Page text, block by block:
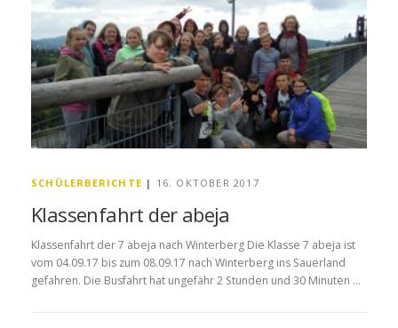
SCHÜLERBERICHTE | 16. OKTOBER 2017
Klassenfahrt der abeja
Klassenfahrt der 7 abeja nach Winterberg Die Klasse 7 abeja ist
vom 04.09.17 bis zum 08.09.17 nach Winterberg ins Sauerland
gefahren. Die Busfahrt hat ungefähr 2 Stunden und 30 Minuten …